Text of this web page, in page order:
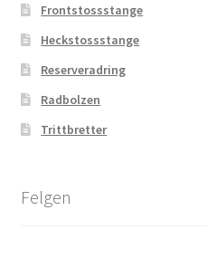
Frontstossstange
Heckstossstange
Reserveradring
Radbolzen
Trittbretter
Felgen